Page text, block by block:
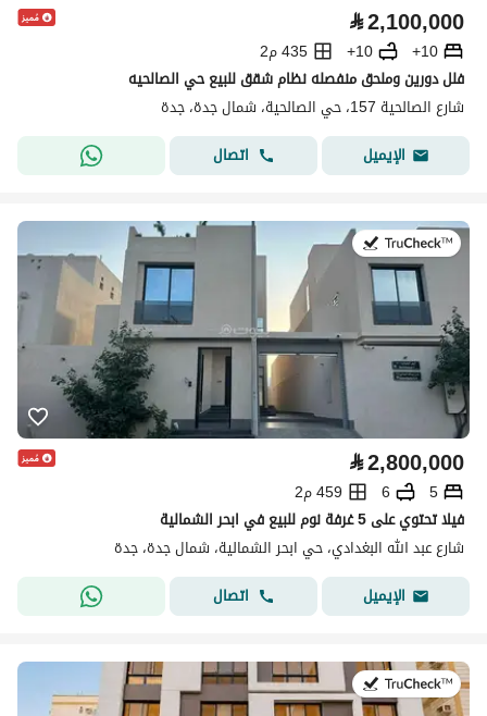
⃁2,100,000
10+
10+
435 م2
فلل دورين وملحق منفصله نظام شقق للبيع حي الصالحيه
شارع الصالحية 157، حي الصالحية، شمال جدة، جدة
الإيميل
اتصال
في:2 أغسطس 2026
⃁2,800,000
5
6
459 م2
فيلا تحتوي على 5 غرفة نوم للبيع في ابحر الشمالية
شارع عبد الله البغدادي، حي ابحر الشمالية، شمال جدة، جدة
الإيميل
اتصال
في:22 يوليو 2026